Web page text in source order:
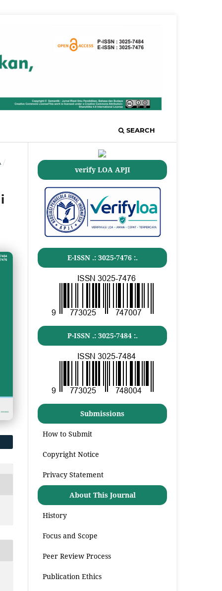
SEARCH
/
verify LOA APJI
E-ISSN .: 3025-7476:.
P-ISSN .: 3025-7484:.
Submissions
How to Submit
Copyright Notice
Privacy Statement
About This Journal
History
Focus and Scope
Peer Review Process
Publication Ethics